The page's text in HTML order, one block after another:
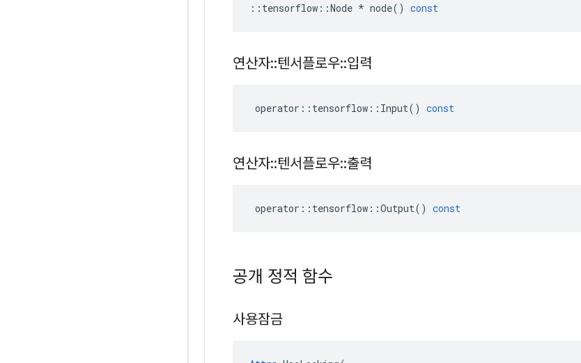
:: tensorflow ::Node * node() const
연산자::텐서플로우::입력
operator :: tensorflow :: Input() const
연산자::텐서플로우::출력
operator :: tensorflow ::Output() const
공개 정적 함수
사용잠금